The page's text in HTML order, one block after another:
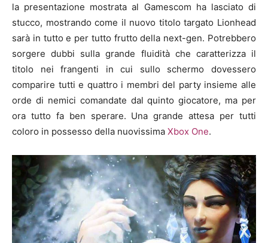
la presentazione mostrata al Gamescom ha lasciato di
stucco, mostrando come il nuovo titolo targato Lionhead
sarà in tutto e per tutto frutto della next-gen. Potrebbero
sorgere dubbi sulla grande fluidità che caratterizza il
titolo nei frangenti in cui sullo schermo dovessero
comparire tutti e quattro i membri del party insieme alle
orde di nemici comandate dal quinto giocatore, ma per
ora tutto fa ben sperare. Una grande attesa per tutti
coloro in possesso della nuovissima Xbox One.